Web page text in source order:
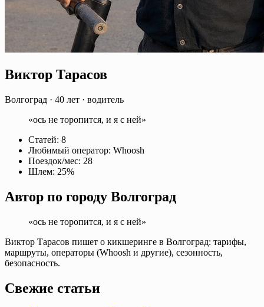
Виктор Тарасов
Волгоград · 40 лет · водитель
«ось не торопится, и я с ней»
Статей: 8
Любимый оператор: Whoosh
Поездок/мес: 28
Шлем: 25%
Автор по городу Волгоград
«ось не торопится, и я с ней»
Виктор Тарасов пишет о кикшеринге в Волгоград: тарифы,
маршруты, операторы (Whoosh и другие), сезонность,
безопасность.
Свежие статьи